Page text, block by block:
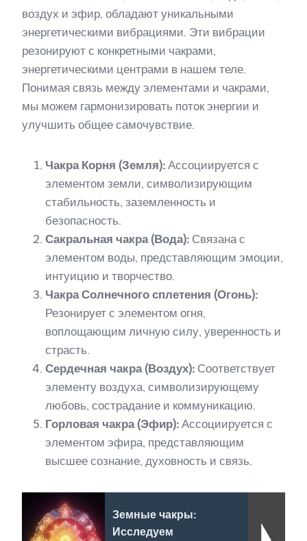
воздух и эфир, обладают уникальными
энергетическими вибрациями. Эти вибрации
резонируют с конкретными чакрами,
энергетическими центрами в нашем теле.
Понимая связь между элементами и чакрами,
мы можем гармонизировать поток энергии и
улучшить общее самочувствие.
Чакра Корня (Земля): Ассоциируется с
элементом земли, символизирующим
стабильность, заземленность и
безопасность.
Сакральная чакра (Вода): Связана с
элементом воды, представляющим эмоции,
интуицию и творчество.
Чакра Солнечного сплетения (Огонь):
Резонирует с элементом огня,
воплощающим личную силу, уверенность и
страсть.
Сердечная чакра (Воздух): Соответствует
элементу воздуха, символизирующему
любовь, сострадание и коммуникацию.
Горловая чакра (Эфир): Ассоциируется с
элементом эфира, представляющим
высшее сознание, духовность и связь.
Земные чакры:
Исследуем